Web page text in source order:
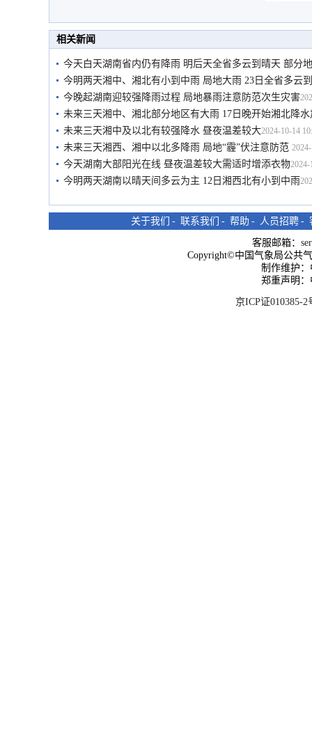
相关新闻
今天白天湖南省内仍有降雨 明后天全省多云到晴天 部分
今明两天湘中、湘北有小到中雨 局地大雨 23日全省多云
今晚起湖南迎较强降雨过程 局地暴雨注意防范次生灾害
未来三天湘中、湘北部分地区有大雨 17日晚开始湘北降水
未来三天湘中及以北有较强降水 昼夜温差较大2024-10-14
未来三天湘西、湘中以北多降雨 局地“霾”伏注意防范
今天湖南大部阳光在线 昼夜温差较大需适时增添衣物2024-
今明两天湖南以晴天间多云为主 12日湘西北有小到中雨
关于我们 - 联系我们 - 帮助 - 人员招聘 -
客服邮箱：
Copyright©中国气象局公共
制作维护
郑重声明
京ICP证010385-2